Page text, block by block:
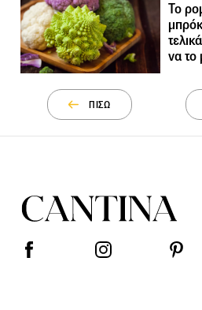
Το
να το
ΠΙΣΩ